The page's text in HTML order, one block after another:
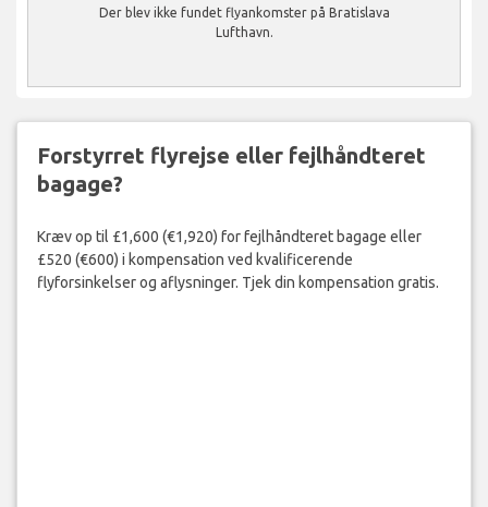
Der blev ikke fundet flyankomster på Bratislava
Lufthavn.
Forstyrret flyrejse eller fejlhåndteret
bagage?
Kræv op til £1,600 (€1,920) for fejlhåndteret bagage eller
£520 (€600) i kompensation ved kvalificerende
flyforsinkelser og aflysninger. Tjek din kompensation gratis.